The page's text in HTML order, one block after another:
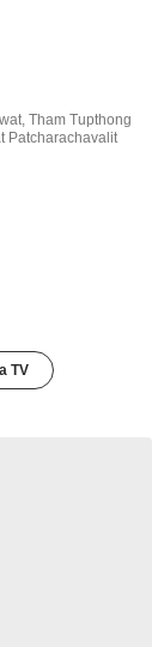
,Tham Tupthong
Patcharachavalit
TV